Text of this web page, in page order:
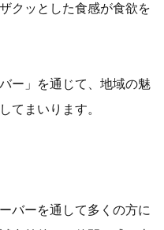
クッとした食感が食欲を
ー」を通じて、地域の魅
てまいります。
バーを通して多くの方に